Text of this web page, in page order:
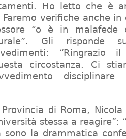
Ho letto che è
verifiche anche in
“o è in malafede
Gli risponde
circostanza. Ci
di Roma,
stessa a reagire”:
sono la drammatica